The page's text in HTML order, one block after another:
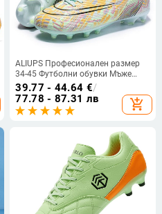
ALIUPS Професионален размер
34-45 Футболни обувки Мъже
Деца Момчета AG Футболни
обувки Маратонки Футболни
бутонки
39.77 - 44.64 €/
77.78 - 87.31 лв
add_shopping_cart